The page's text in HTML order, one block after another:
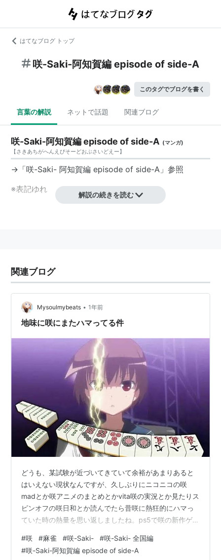
はてなブログ トップ
咲-Saki-阿知賀編 episode of side-A
このタグでブログを書く
言葉の解説 ネットで話題 関連ブログ
咲-Saki-阿知賀編 episode of side-A (マンガ)
【さきあちがへんえぴそーどおぶさいどえー】
→「咲-Saki- 阿知賀編 episode of side-A 」参照
※表記ゆれ
解説の続きを読む
関連ブログ
Mysoulmybeats • 1年前
地味に咲にまたハマってる件
どうも、某試験が近づいてきていて余裕があまりあると
はいえない現状なんですが、久しぶりにニコニコの咲
madとか咲アニメのまとめとかvita咲の実況とか見たりス
ピンオフの咲日和とか読んでたら昔咲に熱狂的にハマっ
ていた時の熱量を思い返しましたね。ps5で咲の新作ゲー
を咲ssの読破に費やしたことを思い出します。(受験が絡
まない最後の夏休みを咲ssに費やしたのはどうなの？と
#咲 #麻雀 #咲-Saki- #咲-Saki- 全国編
#咲-Saki-阿知賀編 episode of side-A